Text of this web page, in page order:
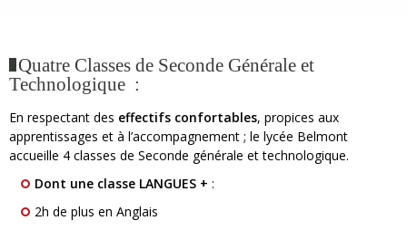
Quatre Classes de Seconde Générale et
Technologique :
En respectant des effectifs confortables, propices aux
apprentissages et à l’accompagnement ; le lycée Belmont
accueille 4 classes de Seconde générale et technologique.
Dont une classe LANGUES + :
2h de plus en Anglais